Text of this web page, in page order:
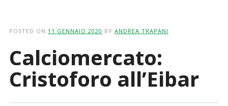
POSTED ON 11 GENNAIO 2020 BY ANDREA TRAPANI
Calciomercato:
Cristoforo all’Eibar